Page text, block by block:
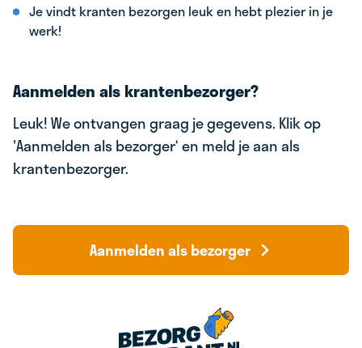
Je vindt kranten bezorgen leuk en hebt plezier in je
werk!
Aanmelden als krantenbezorger?
Leuk! We ontvangen graag je gegevens. Klik op
'Aanmelden als bezorger‘ en meld je aan als
krantenbezorger.
Aanmelden als bezorger